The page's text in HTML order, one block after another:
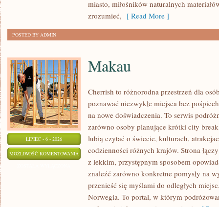
miasto, miłośników naturalnych
zrozumieć, [ Read More ]
POSTED BY ADMIN
LIPIEC - 6 - 2026
MOŻLIWOŚĆ KOMENTOWANIA MAKAU
Makau
Cherrish to różnorodna przestrzeń dla
poznawać niezwykłe miejsca bez
na nowe doświadczenia. To serwis
zarówno osoby planujące krótki city
lubią czytać o świecie, kulturach,
codzienności różnych krajów. Strona
z lekkim, przystępnym sposobem
znaleźć zarówno konkretne pomysły na
przenieść się myślami do odległych
Norwegia. To portal, w którym